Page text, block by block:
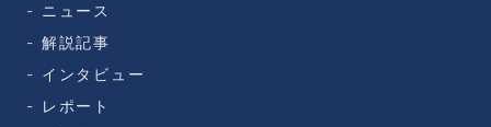
ニュース
解説記事
インタビュー
レポート